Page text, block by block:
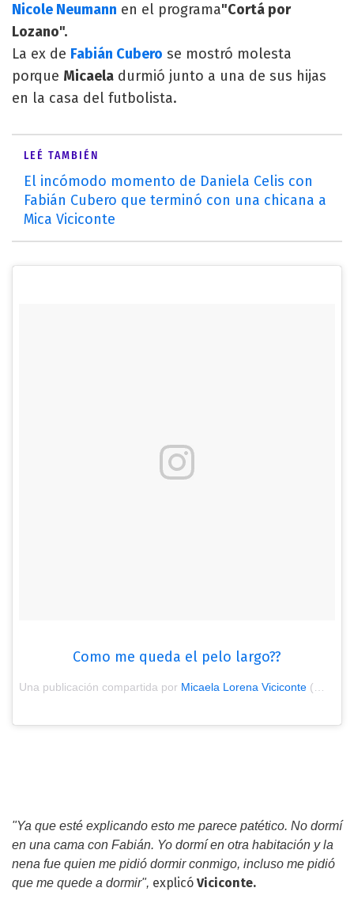
Nicole Neumann en el programa"Cortá por
Lozano".
La ex de Fabián Cubero se mostró molesta
porque Micaela durmió junto a una de sus hijas
en la casa del futbolista.
LEÉ TAMBIÉN
El incómodo momento de Daniela Celis con
Fabián Cubero que terminó con una chicana a
Mica Viciconte
Como me queda el pelo largo??
Una publicación compartida por Micaela Lorena Viciconte (@micaviciconte) el
"Ya que esté explicando esto me parece patético. No dormí
en una cama con Fabián. Yo dormí en otra habitación y la
nena fue quien me pidió dormir conmigo, incluso me pidió
que me quede a dormir", explicó Viciconte.